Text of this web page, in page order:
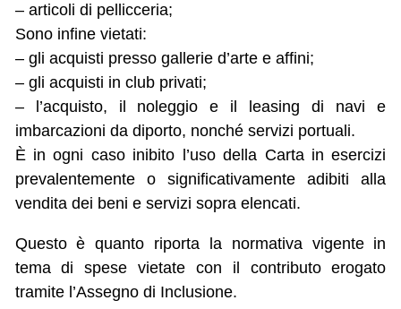
– articoli di pellicceria;
Sono infine vietati:
– gli acquisti presso gallerie d’arte e affini;
– gli acquisti in club privati;
– l’acquisto, il noleggio e il leasing di navi e
imbarcazioni da diporto, nonché servizi portuali.
È in ogni caso inibito l’uso della Carta in esercizi
prevalentemente o significativamente adibiti alla
vendita dei beni e servizi sopra elencati.
Questo è quanto riporta la normativa vigente in
tema di spese vietate con il contributo erogato
tramite l’Assegno di Inclusione.